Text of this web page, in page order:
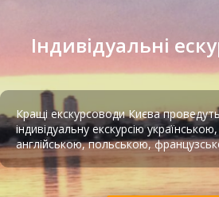
Підземна в’язниця НКВС
Індивідуальні
Кращі екскурсоводи Києва
індивідуальну екскурсію
англійською, польською,